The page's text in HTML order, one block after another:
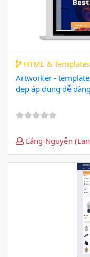
HTML & Templates
Artworker -
đẹp áp dụng dễ dàng
Lắng Nguyễn